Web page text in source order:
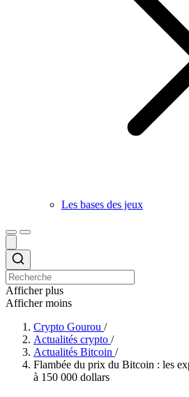
Les bases des jeux
Afficher plus
Afficher moins
Crypto Gourou /
Actualités crypto /
Actualités Bitcoin /
Flambée du prix du Bitcoin : les
à 150 000 dollars